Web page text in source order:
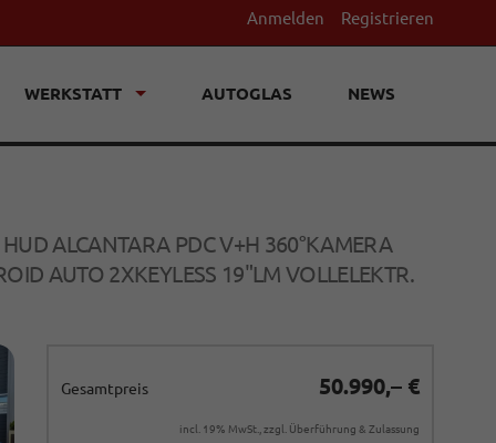
Anmelden Registrieren
WERKSTATT AUTOGLAS NEWS
ALCANTARA PDC V+H 360°KAMERA
AUTO 2XKEYLESS 19"LM VOLLELEKTR.
Gesamtpreis 50.990,– €
incl. 19% MwSt., zzgl. Überführung & Zulassung